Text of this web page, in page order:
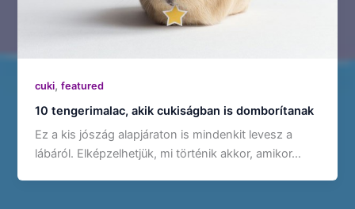
cuki,featured
10 tengerimalac, akik cukiságban is domborítanak
Ez a kis jószág alapjáraton is mindenkit levesz a
lábáról. Elképzelhetjük, mi történik akkor, amikor…